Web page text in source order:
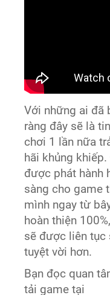
Với những ai đã
ràng đây sẽ là
chơi 1 lần nữa
hãi khủng
được phát hành
sàng cho game
mình ngay từ
hoàn thiện
sẽ được liên tục
tuyệt vời hơn.
Bạn đọc quan
tải game tại